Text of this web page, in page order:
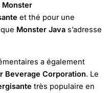
Monster
et thé pour une
Monster Java s’adresse
a également
Beverage Corporation. Le
très populaire en